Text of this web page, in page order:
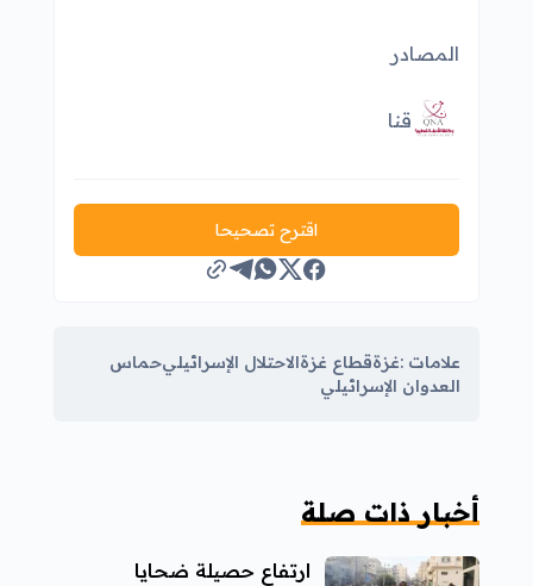
المصادر
قنا
اقترح تصحيحا
علامات :غزةقطاع غزةالاحتلال الإسرائيليحماس
العدوان الإسرائيلي
أخبار ذات صلة
ارتفاع حصيلة ضحايا